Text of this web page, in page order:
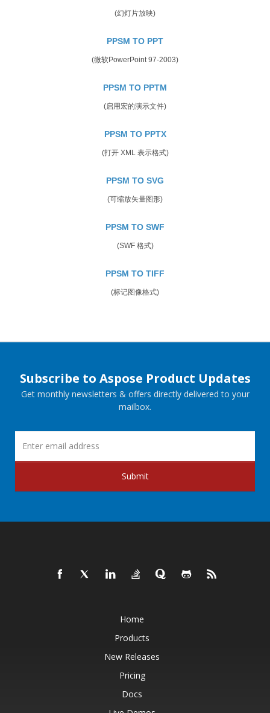
(幻灯片放映)
PPSM TO PPT
(微软PowerPoint 97-2003)
PPSM TO PPTM
(启用宏的演示文件)
PPSM TO PPTX
(打开 XML 表示格式)
PPSM TO SVG
(可缩放矢量图形)
PPSM TO SWF
(SWF 格式)
PPSM TO TIFF
(标记图像格式)
Subscribe to Aspose Product Updates
Get monthly newsletters & offers directly delivered to your
mailbox.
Submit
Home
Products
New Releases
Pricing
Docs